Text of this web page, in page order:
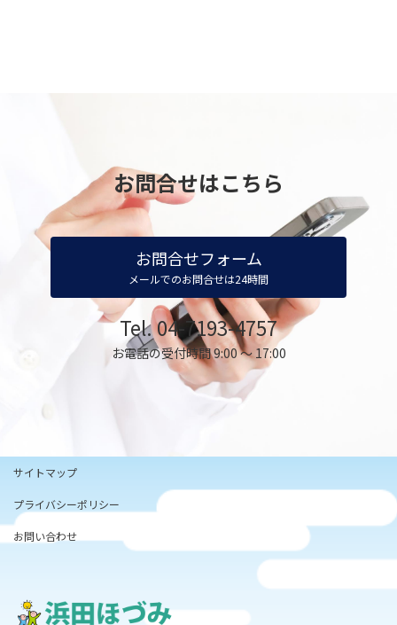
お問合せはこちら
お問合せフォーム
メールでのお問合せは24時間
Tel. 04-7193-4757
お電話の受付時間 9:00 ～ 17:00
サイトマップ
プライバシーポリシー
お問い合わせ